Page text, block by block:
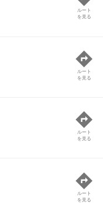
ルート
を見る
ルート
を見る
ルート
を見る
ルート
を見る